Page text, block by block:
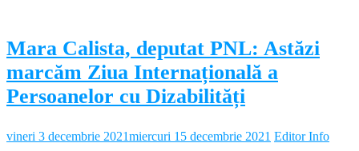
Mara Calista, deputat PNL: Astăzi
marcăm Ziua Internațională a
Persoanelor cu Dizabilități
vineri 3 decembrie 2021miercuri 15 decembrie 2021 Editor Info